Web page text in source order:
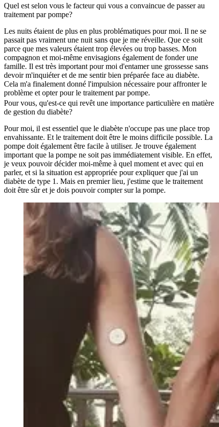
Quel est selon vous le facteur qui vous a convaincue de passer au
traitement par pompe?
Les nuits étaient de plus en plus problématiques pour moi. Il ne se
passait pas vraiment une nuit sans que je me réveille. Que ce soit
parce que mes valeurs étaient trop élevées ou trop basses. Mon
compagnon et moi-même envisagions également de fonder une
famille. Il est très important pour moi d'entamer une grossesse sans
devoir m'inquiéter et de me sentir bien préparée face au diabète.
Cela m'a finalement donné l'impulsion nécessaire pour affronter le
problème et opter pour le traitement par pompe.
Pour vous, qu'est-ce qui revêt une importance particulière en matière
de gestion du diabète?
Pour moi, il est essentiel que le diabète n'occupe pas une place trop
envahissante. Et le traitement doit être le moins difficile possible. La
pompe doit également être facile à utiliser. Je trouve également
important que la pompe ne soit pas immédiatement visible. En effet,
je veux pouvoir décider moi-même à quel moment et avec qui en
parler, et si la situation est appropriée pour expliquer que j'ai un
diabète de type 1. Mais en premier lieu, j'estime que le traitement
doit être sûr et je dois pouvoir compter sur la pompe.